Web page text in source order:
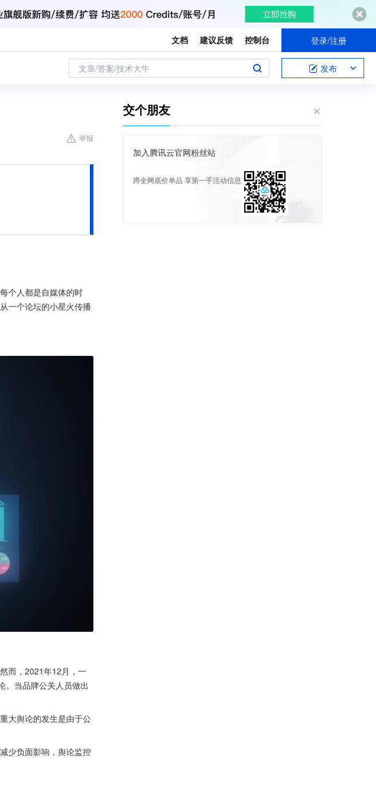
文档 建议反馈 控制台 登录/注册
文章/答案/技术大牛 发布
举报
个人都是自媒体的时
一个论坛的小星火传播
而，2021年12月，一
。当品牌公关人员做出
大舆论的发生是由于公
少负面影响，舆论监控
交个朋友
加入腾讯云官网粉丝站
蹲全网底价单品 享第一手活动信息